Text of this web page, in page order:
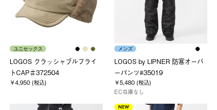
ユニセックス
LOGOS クラッシャブルフライ
トCAP＃372504
￥4,950 (税込)
メンズ
LOGOS by LIPNER 防寒オーバ
ーパンツ#35019
￥5,480 (税込)
EC在庫なし
NEW